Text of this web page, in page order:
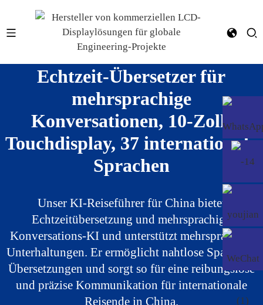
Echtzeit-Übersetzer für
mehrsprachige
Konversationen, 10-Zoll-
Touchdisplay, 37 internationale
Sprachen
Unser KI-Reiseführer für China bietet
Echtzeitübersetzung und mehrsprachige
Konversations-KI und unterstützt mehrsprachige
Unterhaltungen. Er ermöglicht nahtlose Spanisch-
Übersetzungen und sorgt so für eine reibungslose
und präzise Kommunikation für internationale
Reisende in China.